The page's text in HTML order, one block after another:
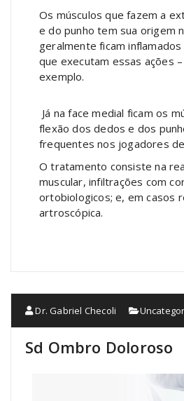
Os músculos que fazem a
e do punho tem sua origem
geralmente ficam
que executam essas ações
exemplo.
Já na face medial ficam os
flexão dos dedos e dos
frequentes nos jogadores
O tratamento consiste na
muscular, infiltrações com
ortobiologicos; e, em casos
artroscópica.
Dr. Gabriel Checoli
Sd Ombro Doloroso